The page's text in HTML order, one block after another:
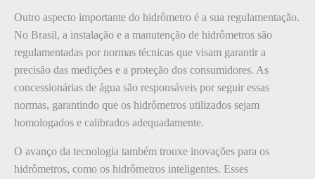
Outro aspecto importante do hidrômetro é a sua regulamentação.
No Brasil, a instalação e a manutenção de hidrômetros são
regulamentadas por normas técnicas que visam garantir a
precisão das medições e a proteção dos consumidores. As
concessionárias de água são responsáveis por seguir essas
normas, garantindo que os hidrômetros utilizados sejam
homologados e calibrados adequadamente.
O avanço da tecnologia também trouxe inovações para os
hidrômetros, como os hidrômetros inteligentes. Esses